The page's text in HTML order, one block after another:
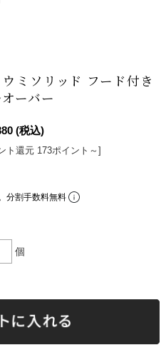
ミソリッド フード付き
ーバー
(税込)
ト還元 173ポイント～]
分割手数料無料
個